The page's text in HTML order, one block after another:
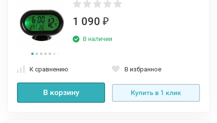
1 090 ₽
В наличии
К сравнению В избранное
В корзину Купить в 1 клик